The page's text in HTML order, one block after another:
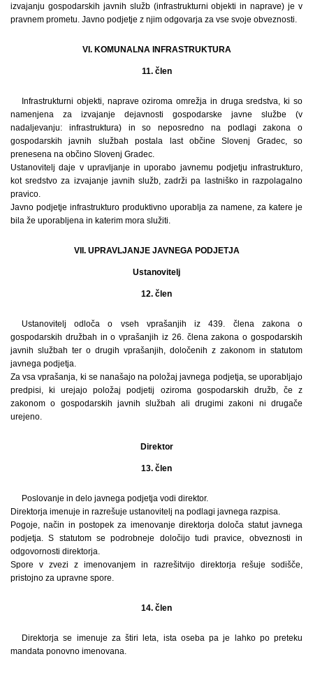
izvajanju gospodarskih javnih služb (infrastrukturni objekti in naprave) je v
pravnem prometu. Javno podjetje z njim odgovarja za vse svoje obveznosti.
VI. KOMUNALNA INFRASTRUKTURA
11. člen
Infrastrukturni objekti, naprave oziroma omrežja in druga sredstva, ki so
namenjena za izvajanje dejavnosti gospodarske javne službe (v
nadaljevanju: infrastruktura) in so neposredno na podlagi zakona o
gospodarskih javnih službah postala last občine Slovenj Gradec, so
prenesena na občino Slovenj Gradec.
Ustanovitelj daje v upravljanje in uporabo javnemu podjetju infrastrukturo,
kot sredstvo za izvajanje javnih služb, zadrži pa lastniško in razpolagalno
pravico.
Javno podjetje infrastrukturo produktivno uporablja za namene, za katere je
bila že uporabljena in katerim mora služiti.
VII. UPRAVLJANJE JAVNEGA PODJETJA
Ustanovitelj
12. člen
Ustanovitelj odloča o vseh vprašanjih iz 439. člena zakona o
gospodarskih družbah in o vprašanjih iz 26. člena zakona o gospodarskih
javnih službah ter o drugih vprašanjih, določenih z zakonom in statutom
javnega podjetja.
Za vsa vprašanja, ki se nanašajo na položaj javnega podjetja, se uporabljajo
predpisi, ki urejajo položaj podjetij oziroma gospodarskih družb, če z
zakonom o gospodarskih javnih službah ali drugimi zakoni ni drugače
urejeno.
Direktor
13. člen
Poslovanje in delo javnega podjetja vodi direktor.
Direktorja imenuje in razrešuje ustanovitelj na podlagi javnega razpisa.
Pogoje, način in postopek za imenovanje direktorja določa statut javnega
podjetja. S statutom se podrobneje določijo tudi pravice, obveznosti in
odgovornosti direktorja.
Spore v zvezi z imenovanjem in razrešitvijo direktorja rešuje sodišče,
pristojno za upravne spore.
14. člen
Direktorja se imenuje za štiri leta, ista oseba pa je lahko po preteku
mandata ponovno imenovana.